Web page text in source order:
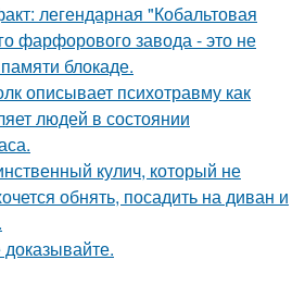
легендарная "Кобальтовая
фарфорового завода - это не
блокаде.
описывает психотравму как
людей в состоянии
кулич, который не
обнять, посадить на диван и